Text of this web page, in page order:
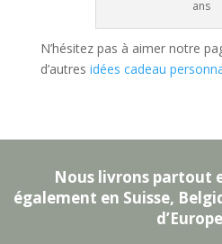
ans
N’hésitez pas à aimer notre
d’autres idées cadeau
Nous livrons partout
également en Suisse,